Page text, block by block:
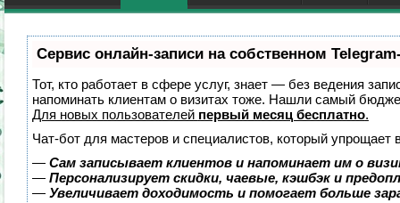
Сервис онлайн-записи на собственном
Тот, кто работает в сфере услуг, знает — без ведения
напоминать клиентам о визитах тоже. Нашли самый
Для новых пользователей первый месяц бесплатно.
Чат-бот для мастеров и специалистов, который упрощает
— Сам записывает клиентов и напоминает им о
— Персонализирует скидки, чаевые, кэшбэк и
— Увеличивает доходимость и помогает больше